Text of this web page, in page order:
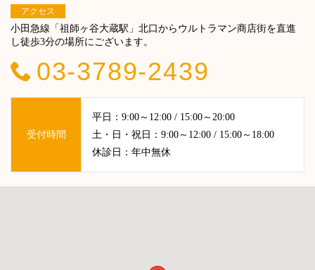
アクセス
小田急線「祖師ヶ谷大蔵駅」北口からウルトラマン商店街を直進
し徒歩3分の場所にございます。
03-3789-2439
受付時間
平日：9:00～12:00 / 15:00～20:00
土・日・祝日：9:00～12:00 / 15:00～18:00
休診日：年中無休